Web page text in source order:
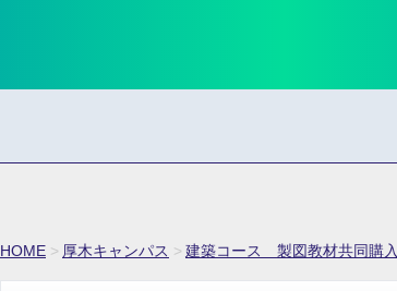
HOME 厚木キャンパス 建築コース 製図教材共同購入